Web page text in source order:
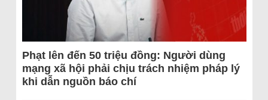
Phạt lên đến 50 triệu đồng: Người dùng
mạng xã hội phải chịu trách nhiệm pháp lý
khi dẫn nguồn báo chí